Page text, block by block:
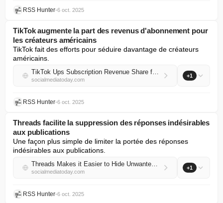
RSS Hunter•6 oct. 2025
TikTok augmente la part des revenus d'abonnement pour
les créateurs américains
TikTok fait des efforts pour séduire davantage de créateurs
américains.
TikTok Ups Subscription Revenue Share for US Creators
socialmediatoday.com
+1
RSS Hunter•6 oct. 2025
Threads facilite la suppression des réponses indésirables
aux publications
Une façon plus simple de limiter la portée des réponses
indésirables aux publications.
Threads Makes it Easier to Hide Unwanted Post Replies
socialmediatoday.com
+1
RSS Hunter•6 oct. 2025